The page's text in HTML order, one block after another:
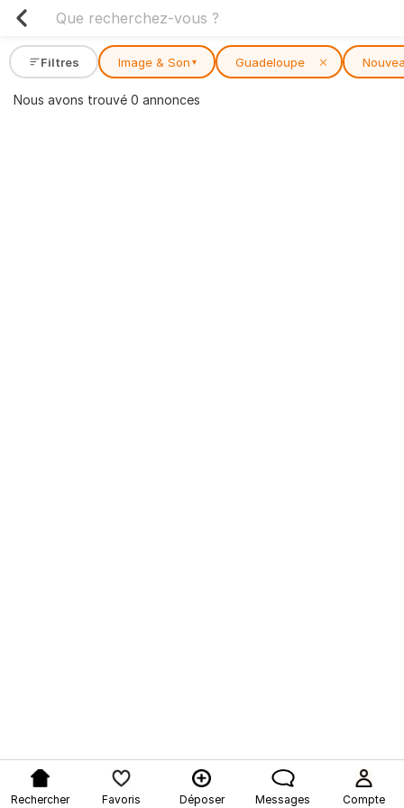
Filtres Image & Son ▾ Guadeloupe ✕
Nous avons trouvé 0 annonces
Rechercher Favoris Déposer Messages Compte